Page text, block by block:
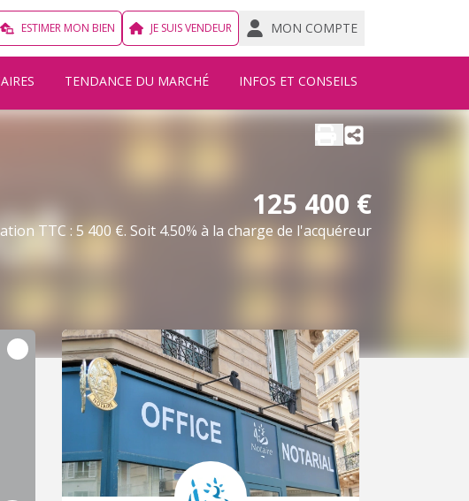
ESTIMER MON BIEN JE SUIS VENDEUR MON COMPTE
TENDANCE DU MARCHÉ INFOS ET CONSEILS
125 400 €
TTC : 5 400 €. Soit 4.50% à la charge de l'acquéreur